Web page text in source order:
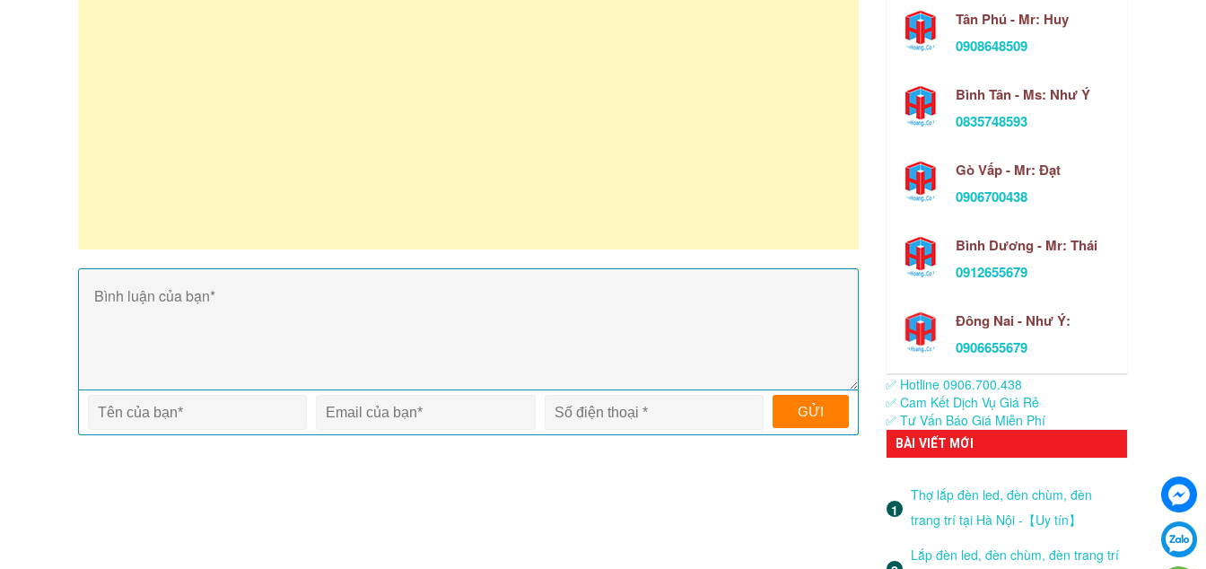
Tân Phú - Mr: Huy
0908648509
Bình Tân - Ms: Như Ý
0835748593
Gò Vấp - Mr: Đạt
0906700438
Bình Dương - Mr: Thái
0912655679
Đông Nai - Như Ý:
0906655679
✅ Hotline 0906.700.438
✅ Cam Kết Dịch Vụ Giá Rẻ
✅ Tư Vấn Báo Giá Miễn Phí
BÀI VIẾT MỚI
Thợ lắp đèn led, đèn chùm, đèn
trang trí tại Hà Nội -【Uy tín】
Lắp đèn led, đèn chùm, đèn trang trí